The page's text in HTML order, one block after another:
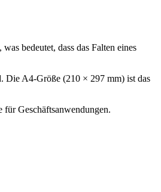
bedeutet, dass das Falten eines
Die A4-Größe (210 × 297 mm) ist das
für Geschäftsanwendungen.